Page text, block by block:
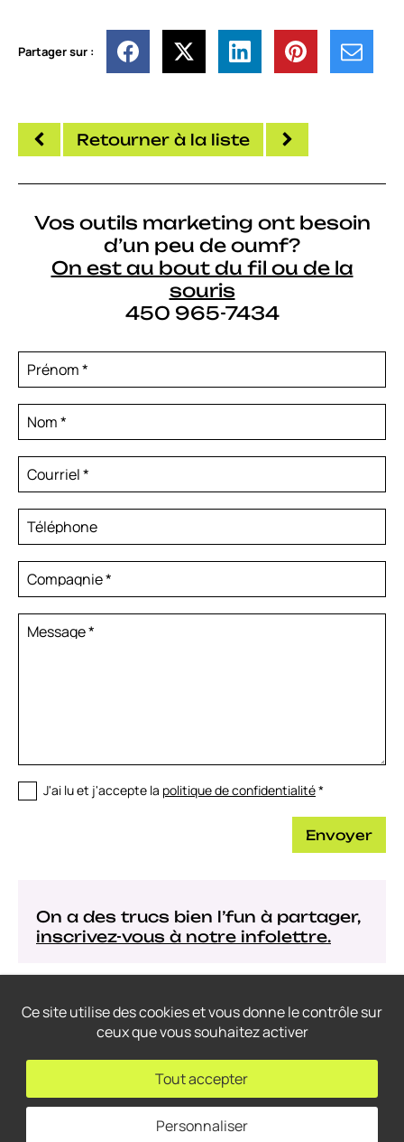
Ce site utilise des cookies et vous donne le contrôle sur
ceux que vous souhaitez activer
Tout accepter
Personnaliser
Partager sur :
Retourner à la liste
Vos outils marketing ont besoin
d’un peu de oumf?
On est au bout du fil ou de la
souris
450 965-7434
Prénom*
Nom*
Courriel*
Téléphone
Compagnie*
Message*
J'ai lu et j'accepte la politique de confidentialité*
Envoyer
On a des trucs bien l’fun à partager,
inscrivez-vous à notre infolettre.
Thrace Graphistes Conseil
Gestion des cookies Politique de confidentialité